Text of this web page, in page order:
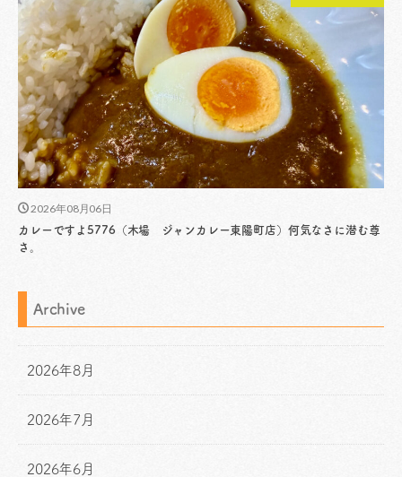
2026年08月06日
カレーですよ5776（木場 ジャンカレー東陽町店）何気なさに潜む尊
さ。
Archive
2026年8月
2026年7月
2026年6月